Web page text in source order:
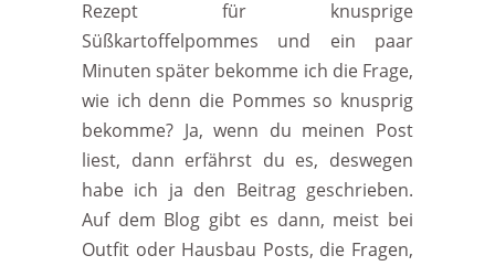
Rezept für knusprige
Süßkartoffelpommes und ein paar
Minuten später bekomme ich die Frage,
wie ich denn die Pommes so knusprig
bekomme? Ja, wenn du meinen Post
liest, dann erfährst du es, deswegen
habe ich ja den Beitrag geschrieben.
Auf dem Blog gibt es dann, meist bei
Outfit oder Hausbau Posts, die Fragen,